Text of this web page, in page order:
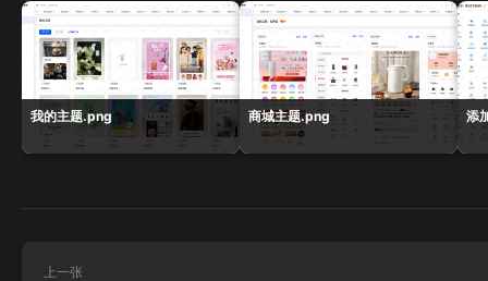
我的主题.png 商城主题.png 添
上一张